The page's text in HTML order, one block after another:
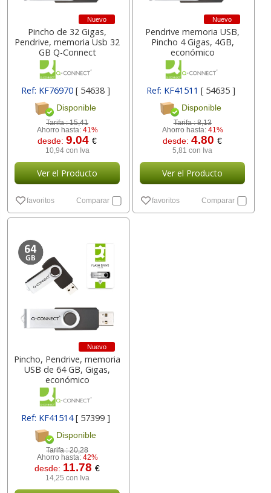
Nuevo
Pincho de 32 Gigas,
Pendrive, memoria Usb 32
GB Q-Connect
Ref: KF76970 [ 54638 ]
Disponible
Tarifa :15,41
Ahorro hasta: 41%
desde:9.04€
10,94 con Iva
Ver el Producto
favoritos Comparar
Nuevo
Pendrive memoria USB,
Pincho 4 Gigas, 4GB,
económico
Ref: KF41511 [ 54635 ]
Disponible
Tarifa :8,13
Ahorro hasta: 41%
desde:4.80€
5,81 con Iva
Ver el Producto
favoritos Comparar
Nuevo
Pincho, Pendrive, memoria
USB de 64 GB, Gigas,
económico
Ref: KF41514[ 57399 ]
Disponible
Tarifa :20,28
Ahorro hasta: 42%
desde: 11.78€
14,25 con Iva